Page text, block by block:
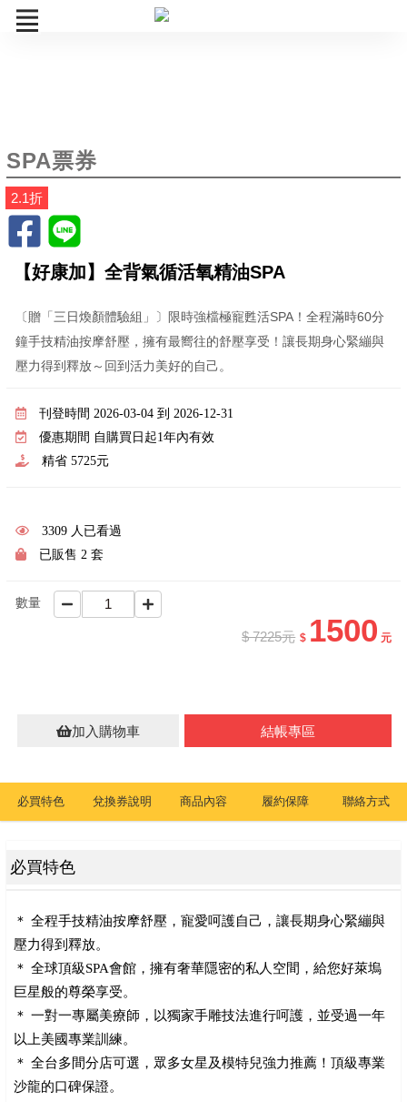
訂單查詢
SPA票券
2.1折
【好康加】全背氣循活氧精油SPA
〔贈「三日煥顏體驗組」〕限時強檔極寵甦活SPA！全程滿時60分
鐘手技精油按摩舒壓，擁有最嚮往的舒壓享受！讓長期身心緊繃與
壓力得到釋放～回到活力美好的自己。
刊登時間 2026-03-04 到 2026-12-31
優惠期間 自購買日起1年內有效
精省 5725元
3309 人已看過
已販售 2 套
數量
$ 7225元 $ 1500 元
結帳專區
加入購物車
必買特色 兌換券說明 商品內容 履約保障 聯絡方式
必買特色
＊ 全程手技精油按摩舒壓，寵愛呵護自己，讓長期身心緊繃與
壓力得到釋放。
＊ 全球頂級SPA會館，擁有奢華隱密的私人空間，給您好萊塢
巨星般的尊榮享受。
＊ 一對一專屬美療師，以獨家手雕技法進行呵護，並受過一年
以上美國專業訓練。
＊ 全台多間分店可選，眾多女星及模特兒強力推薦！頂級專業
沙龍的口碑保證。